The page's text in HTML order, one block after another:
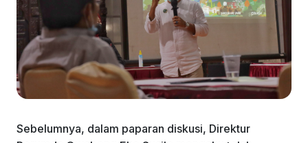
Sebelumnya, dalam paparan diskusi, Direktur